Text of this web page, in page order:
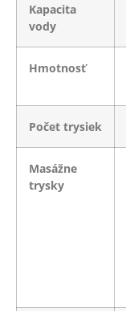
Kapacita
vody
Hmotnosť
Počet trysiek
Masážne
trysky